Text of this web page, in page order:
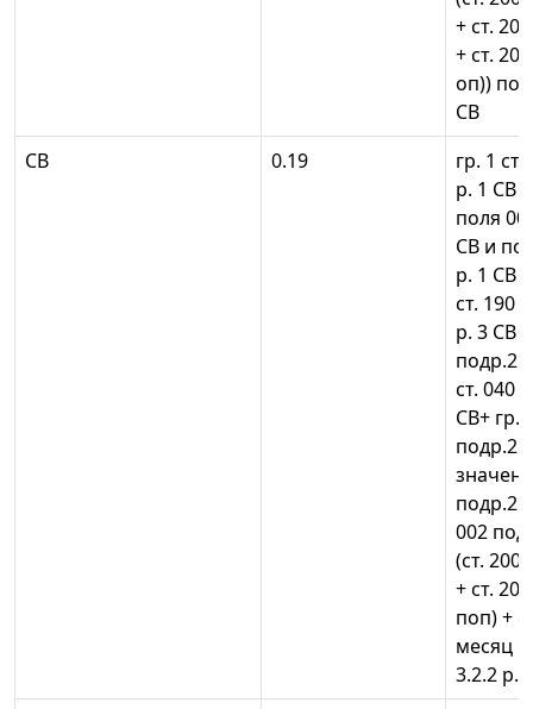
+ ст.
+ ст.
оп))
СВ
СВ
0.19
гр. 1
р. 1 СВ
поля
СВ и
р. 1 СВ
ст. 190
р. 3 СВ
подр.2
ст. 040
СВ+ гр.
подр.2
подр.2
002
(ст. 200
+ ст.
поп) +
месяц
3.2.2 р.